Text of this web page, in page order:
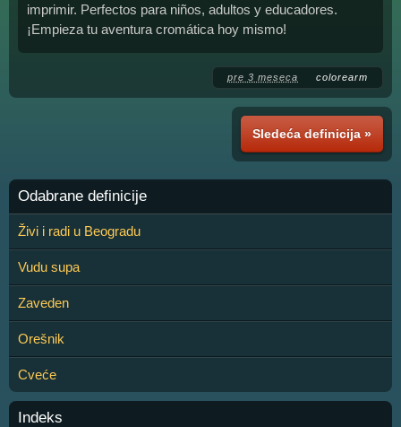
imprimir. Perfectos para niños, adultos y educadores.
¡Empieza tu aventura cromática hoy mismo!
pre 3 meseca colorearm
Sledeća definicija »
Odabrane definicije
Živi i radi u Beogradu
Vudu supa
Zaveden
Orešnik
Cveće
Indeks